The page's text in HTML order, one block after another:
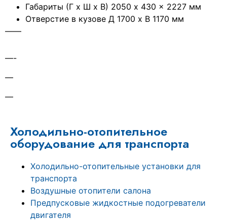
Габариты (Г x Ш x В) 2050 x 430 x 2227 мм
Отверстие в кузове Д 1700 x В 1170 мм
——
—-
—
—
Холодильно-отопительное
оборудование для транспорта
Холодильно-отопительные установки для
транспорта
Воздушные отопители салона
Предпусковые жидкостные подогреватели
двигателя